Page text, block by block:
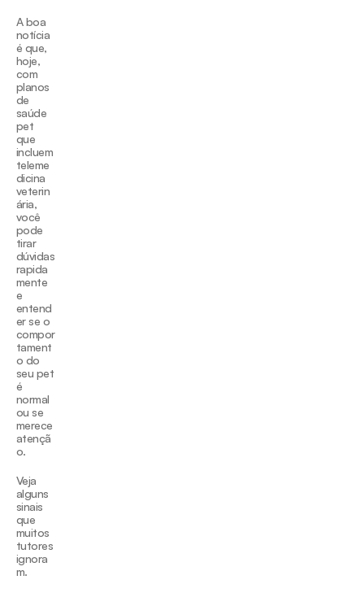
A boa
notícia
é que,
hoje,
com
planos
de
saúde
pet
que
incluem
teleme
dicina
veterin
ária,
você
pode
tirar
dúvidas
rapida
mente
e
entend
er se o
compor
tament
o do
seu pet
é
normal
ou se
merece
atençã
o.
Veja
alguns
sinais
que
muitos
tutores
ignora
m.